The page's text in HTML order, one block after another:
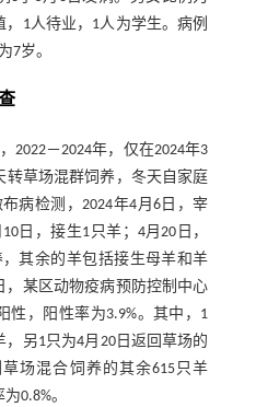
1人待业，1人为学生。病例
7岁。
2022－2024年，仅在2024年3
转草场混群饲养，冬天自家庭
病检测，2024年4月6日，宰
日，接生1只羊；4月20日，
其余的羊包括接生母羊和羊
，某区动物疫病预防控制中心
性，阳性率为3.9%。其中，1
另1只为4月20日返回草场的
场混合饲养的其余615只羊
0.8%。